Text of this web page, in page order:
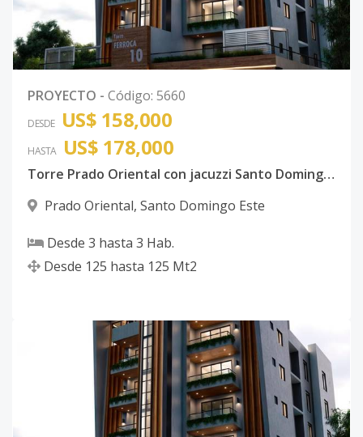
PROYECTO - Código: 5660
DESDE US$ 158,000
HASTA US$ 178,000
Torre Prado Oriental con jacuzzi Santo Domingo Este con ancestor
Prado Oriental, Santo Domingo Este
Desde 3 hasta 3 Hab.
Desde 125 hasta 125 Mt2